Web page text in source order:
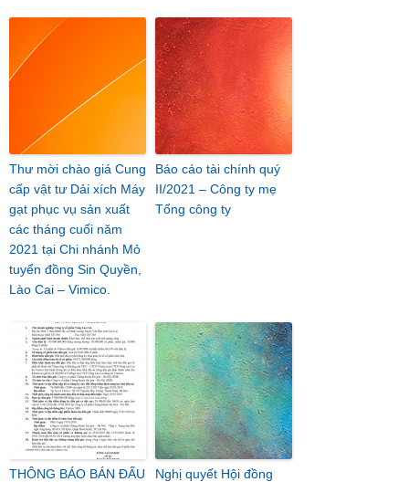
Thư mời chào giá Cung
cấp vật tư Dải xích Máy
gạt phục vụ sản xuất
các tháng cuối năm
2021 tại Chi nhánh Mỏ
tuyển đồng Sin Quyền,
Lào Cai – Vimico.
Báo cáo tài chính quý
II/2021 – Công ty mẹ
Tổng công ty
THÔNG BÁO BÁN ĐẤU
Nghị quyết Hội đồng